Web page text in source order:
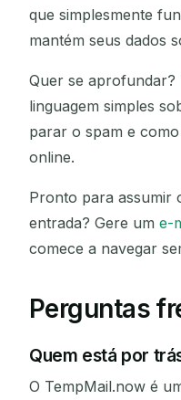
que simplesmente
mantém seus dados
Quer se aprofundar?
linguagem simples
parar o spam e
online.
Pronto para assumir
entrada? Gere um e-
comece a navegar
Perguntas
Quem está por
O TempMail.now é